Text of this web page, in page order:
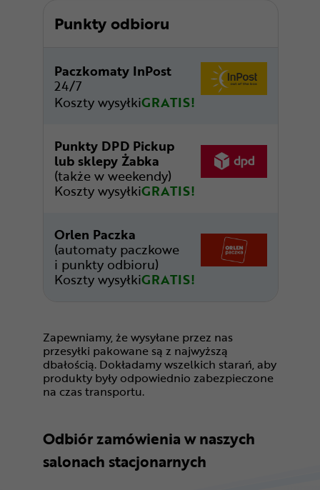
Punkty odbioru
Paczkomaty InPost
24/7
Koszty wysyłkiGRATIS!
Punkty DPD Pickup
lub sklepy Żabka
(także w weekendy)
Koszty wysyłkiGRATIS!
Orlen Paczka
(automaty paczkowe
i punkty odbioru)
Koszty wysyłkiGRATIS!
Zapewniamy, że wysyłane przez nas
przesyłki pakowane są z najwyższą
dbałością. Dokładamy wszelkich starań, aby
produkty były odpowiednio zabezpieczone
na czas transportu.
Odbiór zamówienia w naszych
salonach stacjonarnych